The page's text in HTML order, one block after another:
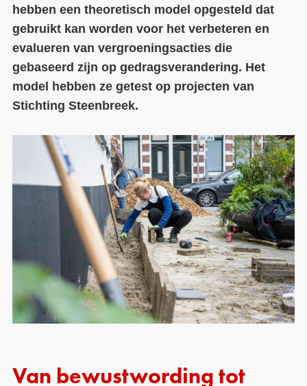
hebben een theoretisch model opgesteld dat
gebruikt kan worden voor het verbeteren en
evalueren van vergroeningsacties die
gebaseerd zijn op gedragsverandering. Het
model hebben ze getest op projecten van
Stichting Steenbreek.
Van bewustwording tot
LIFE-IP Klimaatadaptatie
Weerbaar Dommelland